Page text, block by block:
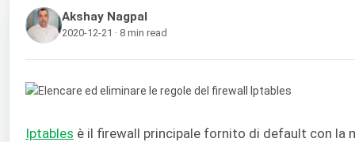
Akshay Nagpal
2020-12-21 · 8 min read
Iptables è il firewall principale fornito di default con la